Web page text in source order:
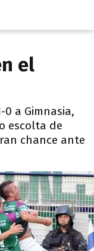
el
a Gimnasia,
escolta de
chance ante